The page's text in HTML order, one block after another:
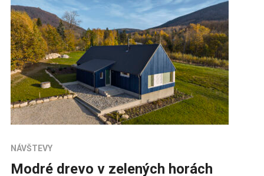
NÁVŠTEVY
Modré drevo v zelených horách